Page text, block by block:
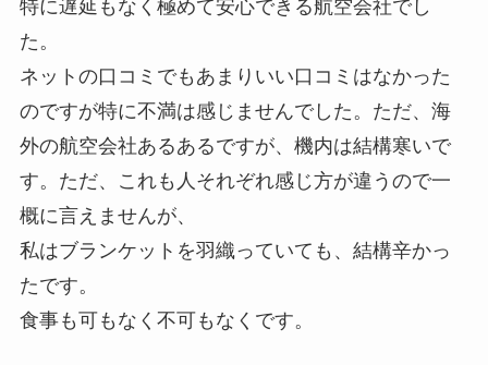
特に遅延もなく極めて安心できる航空会社でし
た。
ネットの口コミでもあまりいい口コミはなかった
のですが特に不満は感じませんでした。ただ、海
外の航空会社あるあるですが、機内は結構寒いで
す。ただ、これも人それぞれ感じ方が違うので一
概に言えませんが、
私はブランケットを羽織っていても、結構辛かっ
たです。
食事も可もなく不可もなくです。